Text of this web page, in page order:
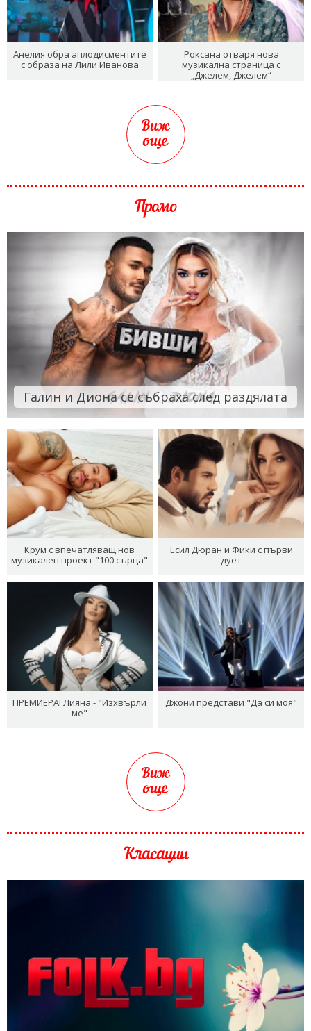
Анелия обра аплодисментите
с образа на Лили Иванова
Роксана отваря нова
музикална страница с
„Джелем, Джелем“
Виж
още
Промо
Галин и Диона се събраха след раздялата
Крум с впечатляващ нов
музикален проект "100 сърца"
Есил Дюран и Фики с първи
дует
ПРЕМИЕРА! Лияна - "Изхвърли
ме"
Джони представи "Да си моя"
Виж
още
Класации